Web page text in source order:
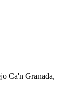
Ca'n Granada,